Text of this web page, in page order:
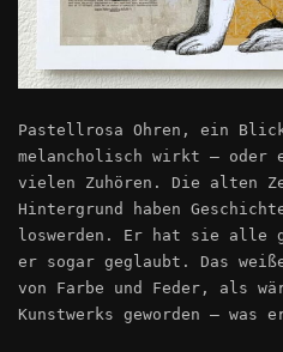
Pastellrosa Ohren, ein
melancholisch wirkt – oder
vielen Zuhören. Die alten
Hintergrund haben
loswerden. Er hat sie alle
er sogar geglaubt. Das
von Farbe und Feder, als
Kunstwerks geworden –